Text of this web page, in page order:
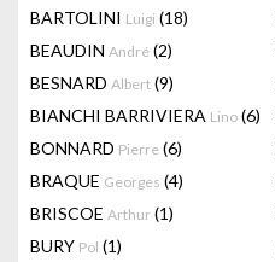
BARTOLINI Luigi (18)
BEAUDIN André (2)
BESNARD Albert (9)
BIANCHI BARRIVIERA Lino (6)
BONNARD Pierre (6)
BRAQUE Georges (4)
BRISCOE Arthur (1)
BURY Pol (1)